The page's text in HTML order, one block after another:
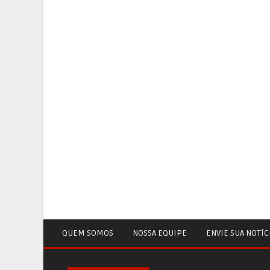
QUEM SOMOS NOSSA EQUIPE ENVIE SUA